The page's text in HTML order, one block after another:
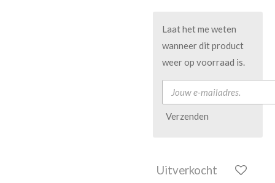
Laat het me weten
wanneer dit product
weer op voorraad is.
Verzenden
Uitverkocht